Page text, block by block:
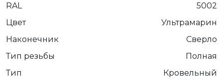
RAL
5002
Цвет
Ультрамарин
Наконечник
Сверло
Тип резьбы
Полная
Тип
Кровельный